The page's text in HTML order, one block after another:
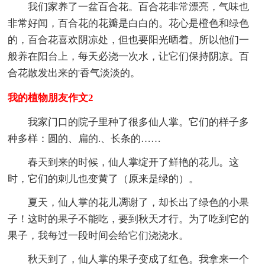
我们家养了一盆百合花。百合花非常漂亮，气味也
非常好闻，百合花的花瓣是白白的。花心是橙色和绿色
的，百合花喜欢阴凉处，但也要阳光晒着。所以他们一
般养在阳台上，每天必浇一次水，让它们保持阴凉。百
合花散发出来的'香气淡淡的。
我的植物朋友作文2
我家门口的院子里种了很多仙人掌。它们的样子多
种多样：圆的、扁的.、长条的……
春天到来的时候，仙人掌绽开了鲜艳的花儿。这
时，它们的刺儿也变黄了（原来是绿的）。
夏天，仙人掌的花儿凋谢了，却长出了绿色的小果
子！这时的果子不能吃，要到秋天才行。为了吃到它的
果子，我每过一段时间会给它们浇浇水。
秋天到了，仙人掌的果子变成了红色。我拿来一个